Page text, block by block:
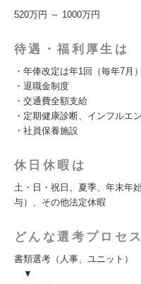
520万円 ～ 1000万円
待遇・福利厚生は
・年俸改定は年1回（毎年7月）
・退職金制度
・交通費全額支給
・定期健康診断、インフルエ
・社員保養施設
休日休暇は
土・日・祝日、夏季、年末年
与）、その他法定休暇
どんな選考プロセ
書類選考（人事、ユニット）
▼